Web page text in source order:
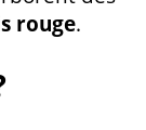
rouge.